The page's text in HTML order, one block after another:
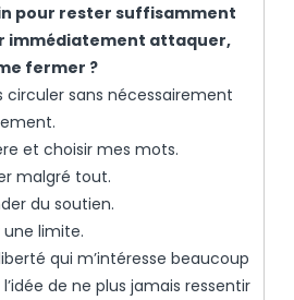
pour rester suffisamment
immédiatement attaquer,
fermer ?
circuler sans nécessairement
et choisir mes mots.
malgré tout.
du soutien.
limite.
qui m’intéresse beaucoup
de ne plus jamais ressentir